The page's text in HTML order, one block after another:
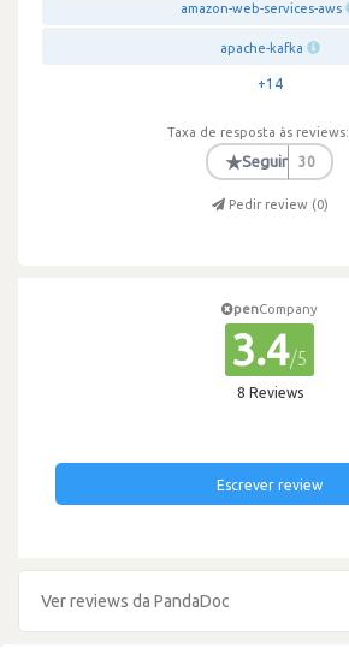
amazon-web-services-aws
apache-kafka
+14
Taxa de resposta às reviews:
★Seguir 30
Pedir review (0)
penCompany
3.4/5
8 Reviews
Escrever review
Ver reviews da PandaDoc